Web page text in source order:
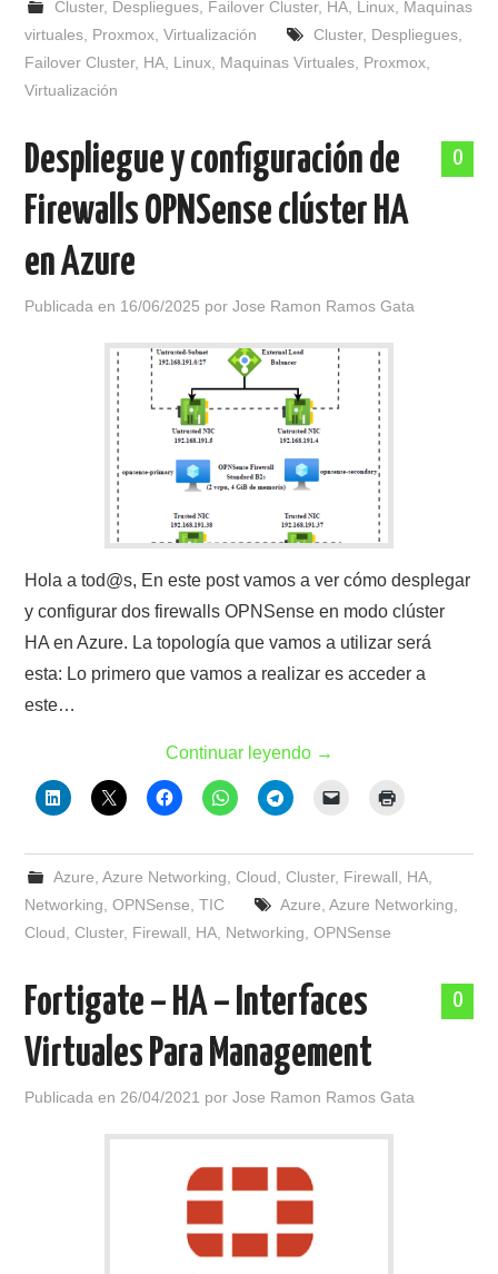
Cluster, Despliegues, Failover Cluster, HA, Linux, Maquinas
virtuales Proxmox ,Virtualización Cluster, Despliegues,
Failover Cluster, HA Linux Maquinas Virtuales Proxmox
Virtualización
0
Despliegue y configuración de
Firewalls OPNSense clúster HA
en Azure
Publicada en 16/06/2025 porJose Ramon Ramos Gata
Hola a tod@s, En este post vamos a ver cómo desplegar
y configurar dos firewalls OPNSense en modo clúster
HA en Azure. La topología que vamos a utilizar será
esta: Lo primero que vamos a realizar es acceder a
este…
Continuar leyendo →
Azure Azure Networking Cloud Cluster, Firewall HA,
Networking ,OPNSense ,TIC Azure Azure Networking
Cloud ,Cluster, Firewall HA Networking ,OPNSense
0
Fortigate – HA – Interfaces
Virtuales Para Management
Publicada en 26/04/2021 porJose Ramon Ramos Gata